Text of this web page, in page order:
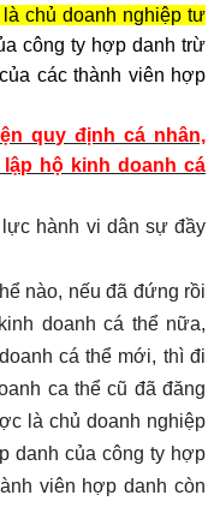
chủ doanh nghiệp tư
công ty hợp danh trừ
các thành viên hợp
quy định cá nhân,
hộ kinh doanh cá
hành vi dân sự đầy
nào, nếu đã đứng rồi
doanh cá thể nữa,
cá thể mới, thì đi
ca thể cũ đã đăng
là chủ doanh nghiệp
danh của công ty hợp
viên hợp danh còn